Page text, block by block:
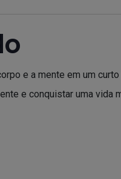
e a mente em um
e conquistar uma vida